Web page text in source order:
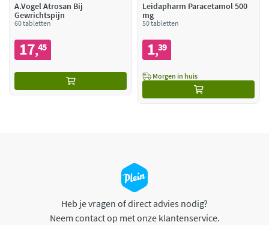
A.Vogel Atrosan Bij
Gewrichtspijn
60 tabletten
17,45
Leidapharm Paracetamol 500
mg
50 tabletten
1,39
Morgen in huis
Heb je vragen of direct advies nodig?
Neem contact op met onze klantenservice.